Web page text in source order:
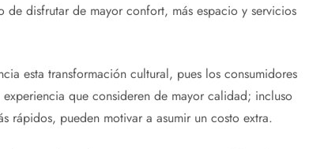
disfrutar de mayor confort, más espacio y servicios
esta transformación cultural, pues los consumidores
que consideren de mayor calidad; incluso
rápidos, pueden motivar a asumir un costo extra.